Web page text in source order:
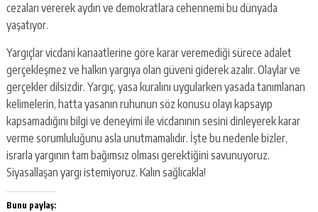
cezaları vererek aydın ve demokratlara cehennemi bu dünyada
yaşatıyor.
Yargıçlar vicdani kanaatlerine göre karar veremediği sürece adalet
gerçekleşmez ve halkın yargıya olan güveni giderek azalır. Olaylar ve
gerçekler dilsizdir. Yargıç, yasa kuralını uygularken yasada tanımlanan
kelimelerin, hatta yasanın ruhunun söz konusu olayı kapsayıp
kapsamadığını bilgi ve deneyimi ile vicdanının sesini dinleyerek karar
verme sorumluluğunu asla unutmamalıdır. İşte bu nedenle bizler,
israrla yargının tam bağımsız olması gerektiğini savunuyoruz.
Siyasallaşan yargı istemiyoruz. Kalın sağlıcakla!
Bunu paylaş: